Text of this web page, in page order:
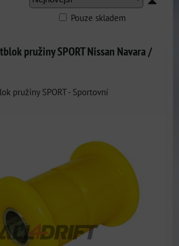
Pouze skladem
pružiny SPORT Nissan Navara /
pružiny SPORT - Sportovní